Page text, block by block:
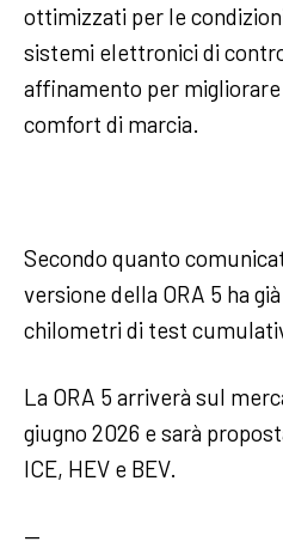
ottimizzati per le
sistemi elettronici di
affinamento per
comfort di marcia.
Secondo quanto
versione della ORA 5 ha
chilometri di test
La ORA 5 arriverà sul
giugno 2026 e sarà
ICE, HEV e BEV.
—